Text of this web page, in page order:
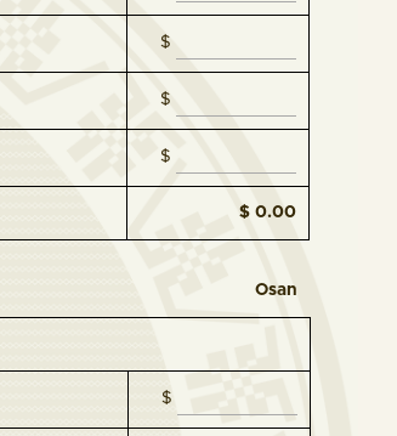
$
$
$
$ 0.00
Osan
$